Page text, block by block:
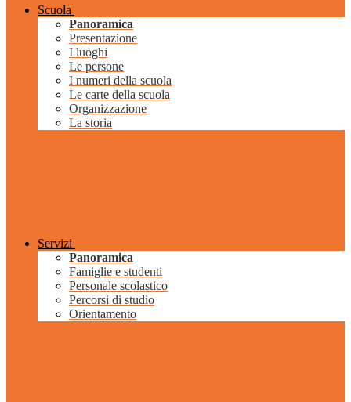
Scuola
Panoramica
Presentazione
I luoghi
Le persone
I numeri della scuola
Le carte della scuola
Organizzazione
La storia
Servizi
Panoramica
Famiglie e studenti
Personale scolastico
Percorsi di studio
Orientamento